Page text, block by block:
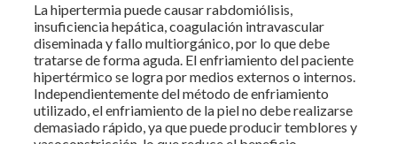
La hipertermia puede causar rabdomiólisis,
insuficiencia hepática, coagulación intravascular
diseminada y fallo multiorgánico, por lo que debe
tratarse de forma aguda. El enfriamiento del paciente
hipertérmico se logra por medios externos o internos.
Independientemente del método de enfriamiento
utilizado, el enfriamiento de la piel no debe realizarse
demasiado rápido, ya que puede producir temblores y